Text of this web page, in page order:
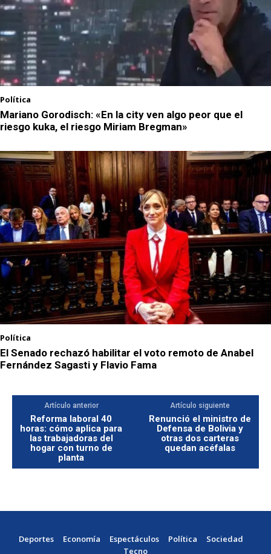
Política
Mariano Gorodisch: «En la city ven algo peor que el
riesgo kuka, el riesgo Miriam Bregman»
Política
El Senado rechazó habilitar el voto remoto de Anabel
Fernández Sagasti y Flavio Fama
Artículo anterior
Reforma laboral 40
horas: cómo aplica para
las trabajadoras del
hogar con turno de
planta
Artículo siguiente
Renunció el ministro de
Defensa de Bolivia y
otras dos carteras
quedan acéfalas
Deportes Economía Espectáculos Política
Sociedad
Tecno